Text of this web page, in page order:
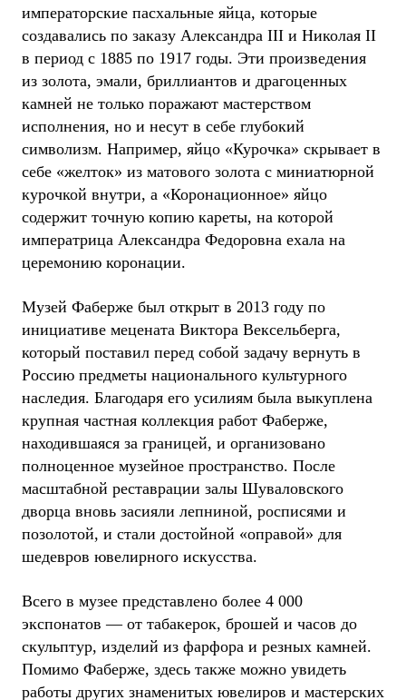
императорские пасхальные яйца, которые
создавались по заказу Александра III и Николая II
в период с 1885 по 1917 годы. Эти произведения
из золота, эмали, бриллиантов и драгоценных
камней не только поражают мастерством
исполнения, но и несут в себе глубокий
символизм. Например, яйцо «Курочка» скрывает в
себе «желток» из матового золота с миниатюрной
курочкой внутри, а «Коронационное» яйцо
содержит точную копию кареты, на которой
императрица Александра Федоровна ехала на
церемонию коронации.
Музей Фаберже был открыт в 2013 году по
инициативе мецената Виктора Вексельберга,
который поставил перед собой задачу вернуть в
Россию предметы национального культурного
наследия. Благодаря его усилиям была выкуплена
крупная частная коллекция работ Фаберже,
находившаяся за границей, и организовано
полноценное музейное пространство. После
масштабной реставрации залы Шуваловского
дворца вновь засияли лепниной, росписями и
позолотой, и стали достойной «оправой» для
шедевров ювелирного искусства.
Всего в музее представлено более 4 000
экспонатов — от табакерок, брошей и часов до
скульптур, изделий из фарфора и резных камней.
Помимо Фаберже, здесь также можно увидеть
работы других знаменитых ювелиров и мастерских